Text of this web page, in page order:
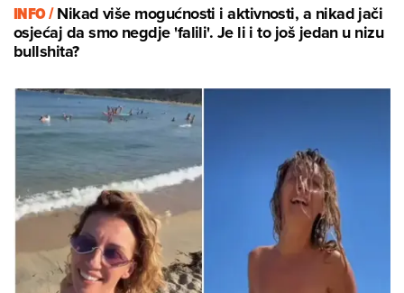
INFO /Nikad više mogućnosti i aktivnosti, a nikad jači
osjećaj da smo negdje 'falili'. Je li i to još jedan u nizu
bullshita?